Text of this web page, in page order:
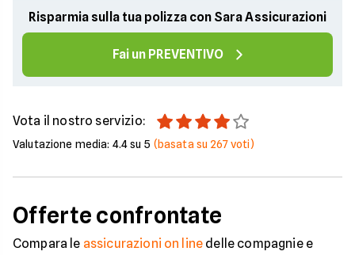
Risparmia sulla tua polizza con Sara Assicurazioni
Fai un PREVENTIVO
Vota il nostro servizio:
Valutazione media: 4.4su 5 (basata su 267voti)
Offerte confrontate
Compara le assicurazioni on line delle compagnie e